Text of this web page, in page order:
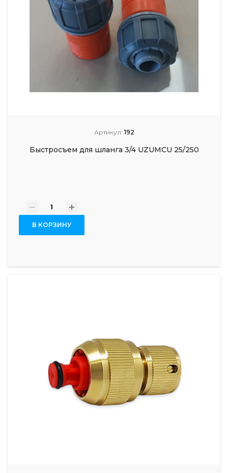
Артикул: 192
Быстросъем для шланга 3/4 UZUMCU 25/250
- +
В КОРЗИНУ